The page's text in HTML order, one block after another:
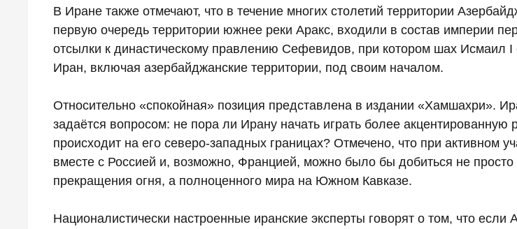
В Иране также отмечают, что в течение многих столетий территории
первую очередь территории южнее реки Аракс, входили в состав империи
отсылки к династическому правлению Сефевидов, при котором шах Исмаил I
Иран, включая азербайджанские территории, под своим началом.
Относительно «спокойная» позиция представлена в издании «Хамшахри».
задаётся вопросом: не пора ли Ирану начать играть более акцентированную
происходит на его северо-западных границах? Отмечено, что при активном
вместе с Россией и, возможно, Францией, можно было бы добиться не просто
прекращения огня, а полноценного мира на Южном Кавказе.
Националистически настроенные иранские эксперты говорят о том, что если